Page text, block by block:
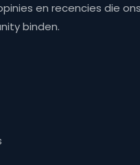
en recencies die
binden.